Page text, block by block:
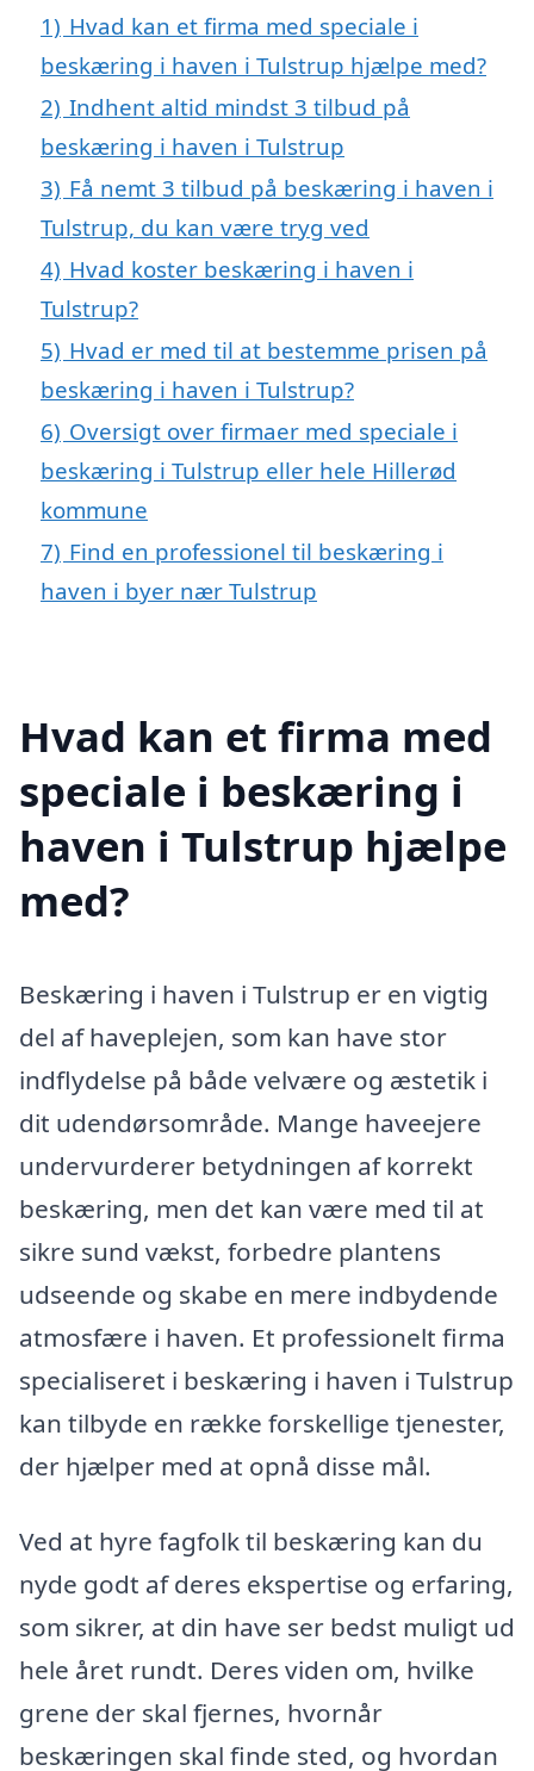
1) Hvad kan et firma med speciale i
beskæring i haven i Tulstrup hjælpe med?
2) Indhent altid mindst 3 tilbud på
beskæring i haven i Tulstrup
3) Få nemt 3 tilbud på beskæring i haven i
Tulstrup, du kan være tryg ved
4) Hvad koster beskæring i haven i
Tulstrup?
5) Hvad er med til at bestemme prisen på
beskæring i haven i Tulstrup?
6) Oversigt over firmaer med speciale i
beskæring i Tulstrup eller hele Hillerød
kommune
7) Find en professionel til beskæring i
haven i byer nær Tulstrup
Hvad kan et firma med
speciale i beskæring i
haven i Tulstrup hjælpe
med?
Beskæring i haven i Tulstrup er en vigtig
del af haveplejen, som kan have stor
indflydelse på både velvære og æstetik i
dit udendørsområde. Mange haveejere
undervurderer betydningen af korrekt
beskæring, men det kan være med til at
sikre sund vækst, forbedre plantens
udseende og skabe en mere indbydende
atmosfære i haven. Et professionelt firma
specialiseret i beskæring i haven i Tulstrup
kan tilbyde en række forskellige tjenester,
der hjælper med at opnå disse mål.
Ved at hyre fagfolk til beskæring kan du
nyde godt af deres ekspertise og erfaring,
som sikrer, at din have ser bedst muligt ud
hele året rundt. Deres viden om, hvilke
grene der skal fjernes, hvornår
beskæringen skal finde sted, og hvordan